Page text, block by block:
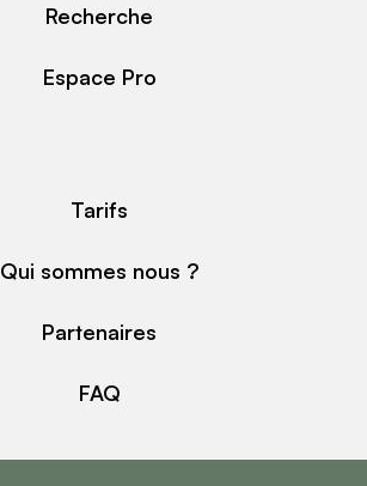
Recherche
Espace Pro
Tarifs
Qui sommes nous ?
Partenaires
FAQ